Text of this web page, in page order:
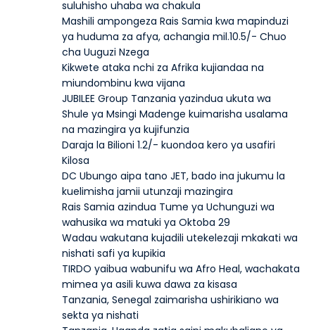
suluhisho uhaba wa chakula
Mashili ampongeza Rais Samia kwa mapinduzi
ya huduma za afya, achangia mil.10.5/- Chuo
cha Uuguzi Nzega
Kikwete ataka nchi za Afrika kujiandaa na
miundombinu kwa vijana
JUBILEE Group Tanzania yazindua ukuta wa
Shule ya Msingi Madenge kuimarisha usalama
na mazingira ya kujifunzia
Daraja la Bilioni 1.2/- kuondoa kero ya usafiri
Kilosa
DC Ubungo aipa tano JET, bado ina jukumu la
kuelimisha jamii utunzaji mazingira
Rais Samia azindua Tume ya Uchunguzi wa
wahusika wa matuki ya Oktoba 29
Wadau wakutana kujadili utekelezaji mkakati wa
nishati safi ya kupikia
TIRDO yaibua wabunifu wa Afro Heal, wachakata
mimea ya asili kuwa dawa za kisasa
Tanzania, Senegal zaimarisha ushirikiano wa
sekta ya nishati